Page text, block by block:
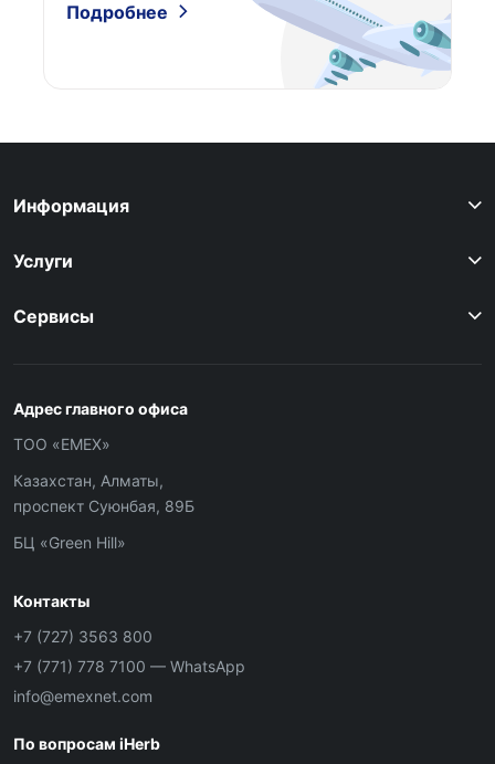
Подробнее
Информация
Услуги
Сервисы
Адрес главного офиса
ТОО «ЕМЕХ»
Казахстан, Алматы,
проспект Суюнбая, 89Б
БЦ «Green Hill»
Контакты
+7 (727) 3563 800
+7 (771) 778 7100 — WhatsApp
info@emexnet.com
По вопросам iHerb